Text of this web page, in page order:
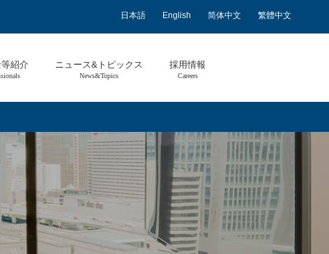
日本語 English 简体中文 繁體中文
紹介 ニュース&トピックス
News&Topics
採用情報
Careers